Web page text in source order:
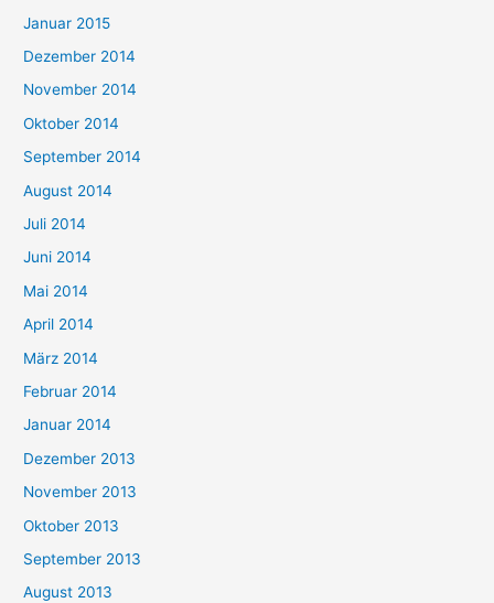
Januar 2015
Dezember 2014
November 2014
Oktober 2014
September 2014
August 2014
Juli 2014
Juni 2014
Mai 2014
April 2014
März 2014
Februar 2014
Januar 2014
Dezember 2013
November 2013
Oktober 2013
September 2013
August 2013